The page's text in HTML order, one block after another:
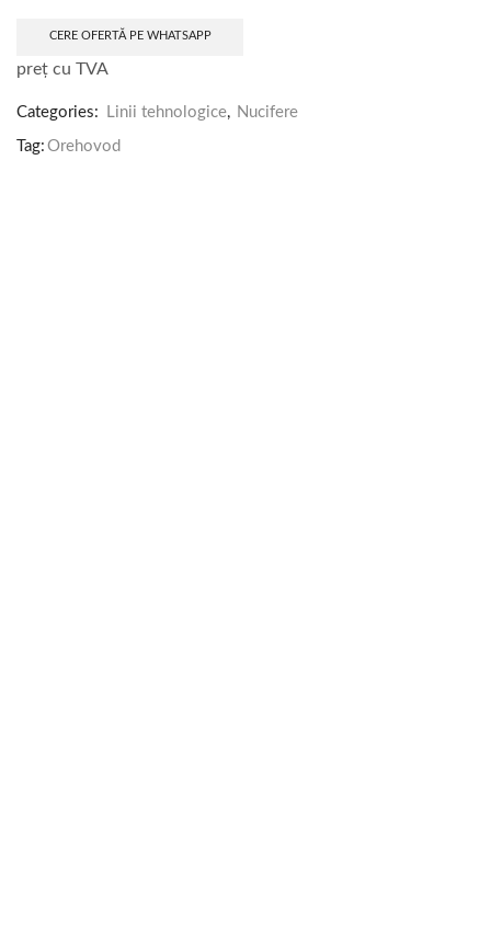
CERE OFERTĂ PE WHATSAPP
preț cu TVA
Categories: Linii tehnologice, Nucifere
Tag: Orehovod